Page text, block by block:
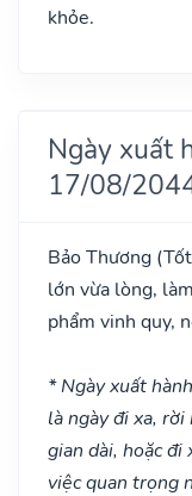
khỏe.
Ngày xuất
17/08/
Bảo Thương
lớn vừa lòng,
phẩm vinh quy,
* Ngày xuất
là ngày đi xa,
gian dài, hoặc
việc quan trọng